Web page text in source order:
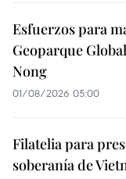
Esfuerzos para
Geoparque
Nong
01/08/2026 05:00
Filatelia para
soberanía de